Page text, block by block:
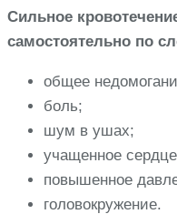
Сильное
самостоятельно по
общее
боль;
шум в ушах;
учащенное
повышенное
головокружение.